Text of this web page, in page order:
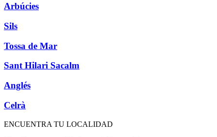
Arbúcies
Sils
Tossa de Mar
Sant Hilari Sacalm
Anglés
Celrà
ENCUENTRA TU LOCALIDAD